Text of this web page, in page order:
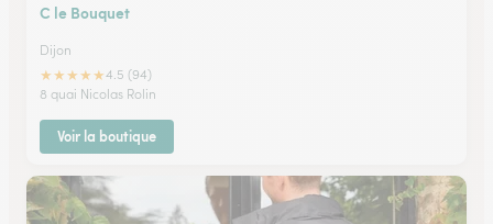
C le Bouquet
Dijon
★★★★★4.5 (94)
8 quai Nicolas Rolin
Voir la boutique